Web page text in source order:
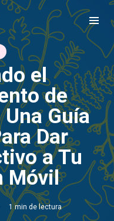
el
de
Guía
Dar
a Tu
Móvil
1 min de lectura